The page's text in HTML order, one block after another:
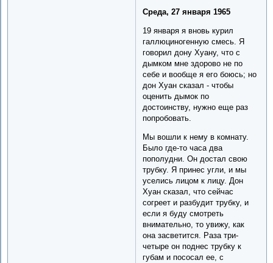
Среда, 27 января 1965
19 января я вновь курил
галлюциногенную смесь. Я
говорил дону Хуану, что с
дымком мне здорово не по
себе и вообще я его боюсь; но
дон Хуан сказал - чтобы
оценить дымок по
достоинству, нужно еще раз
попробовать.
Мы вошли к нему в комнату.
Было где-то часа два
пополудни. Он достал свою
трубку. Я принес угли, и мы
уселись лицом к лицу. Дон
Хуан сказал, что сейчас
согреет и разбудит трубку, и
если я буду смотреть
внимательно, то увижу, как
она засветится. Раза три-
четыре он поднес трубку к
губам и пососал ее, с